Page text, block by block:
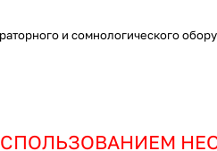
и сомнологического